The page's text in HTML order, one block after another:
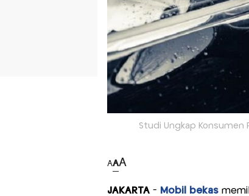
Studi Ungkap Konsumen
AAA
JAKARTA - Mobil bekas